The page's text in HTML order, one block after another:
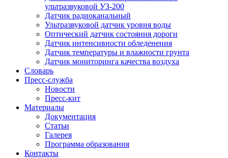
ультразвуковой УЗ-200
Датчик радиоканальный
Ультразвуковой датчик уровня воды
Оптический датчик состояния дороги
Датчик интенсивности обледенения
Датчик температуры и влажности грунта
Датчик мониторинга качества воздуха
Словарь
Пресс-служба
Новости
Пресс-кит
Материалы
Документация
Статьи
Галерея
Программа образования
Контакты